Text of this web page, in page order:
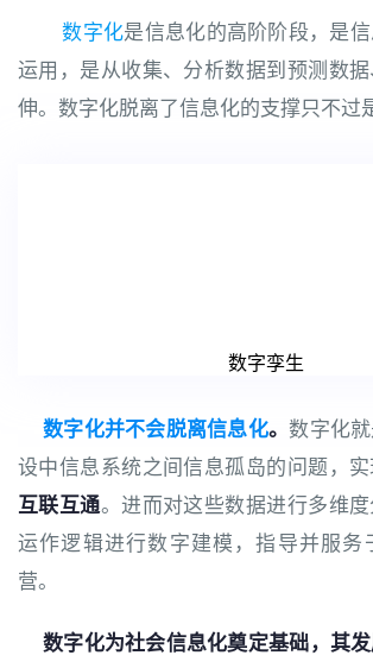
数字化是信息化的高阶阶段，是
运用，是从收集、分析数据到预测数
伸。数字化脱离了信息化的支撑只不过
数字孪生
数字化并不会脱离信息化。数字化
设中信息系统之间信息孤岛的问题，实
互联互通。进而对这些数据进行多维
运作逻辑进行数字建模，指导并服务
营。
数字化为社会信息化奠定基础，其